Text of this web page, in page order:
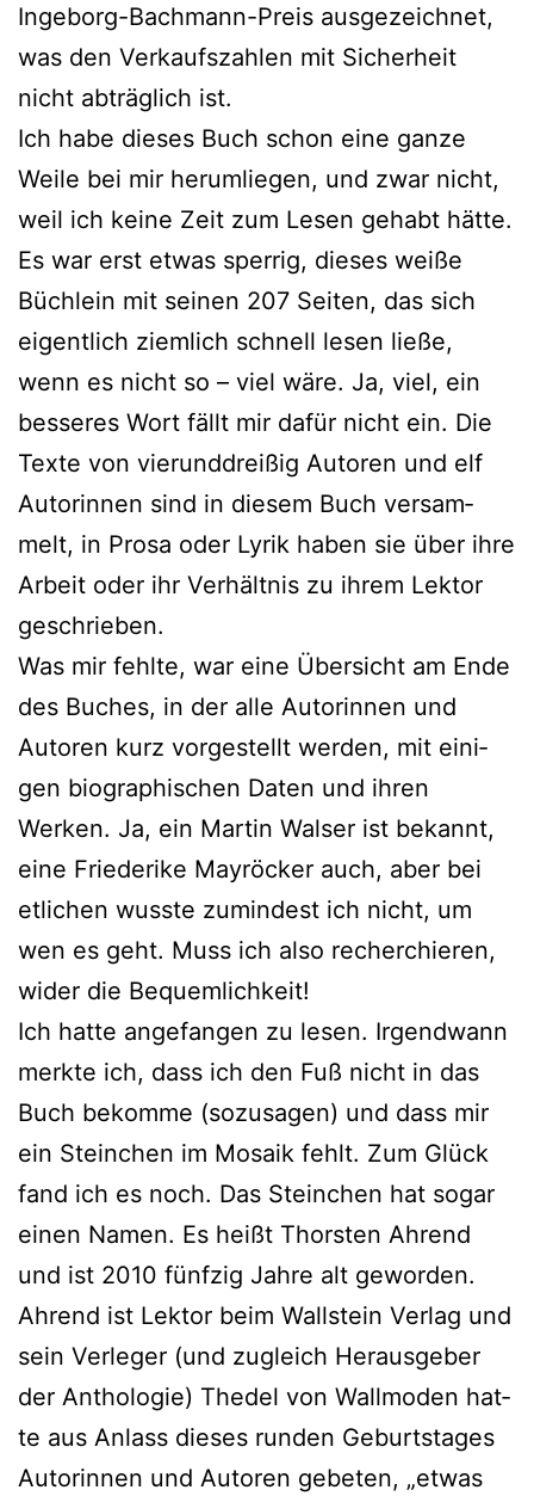
Ingeborg-Bachmann-Preis aus­ge­zeich­net,
was den Verkaufszahlen mit Sicherheit
nicht abträg­lich ist.
Ich habe die­ses Buch schon eine gan­ze
Weile bei mir her­um­lie­gen, und zwar nicht,
weil ich kei­ne Zeit zum Lesen gehabt hät­te.
Es war erst etwas sper­rig, die­ses wei­ße
Büchlein mit sei­nen 207 Seiten, das sich
eigent­lich ziem­lich schnell lesen lie­ße,
wenn es nicht so – viel wäre. Ja, viel, ein
bes­se­res Wort fällt mir dafür nicht ein. Die
Texte von vier­und­drei­ßig Autoren und elf
Autorinnen sind in die­sem Buch ver­sam­
melt, in Prosa oder Lyrik haben sie über ihre
Arbeit oder ihr Verhältnis zu ihrem Lektor
geschrieben.
Was mir fehl­te, war eine Übersicht am Ende
des Buches, in der alle Autorinnen und
Autoren kurz vor­ge­stellt wer­den, mit eini­
gen bio­gra­phi­schen Daten und ihren
Werken. Ja, ein Martin Walser ist bekannt,
eine Friederike Mayröcker auch, aber bei
etli­chen wuss­te zumin­dest ich nicht, um
wen es geht. Muss ich also recher­chie­ren,
wider die Bequemlichkeit!
Ich hat­te ange­fan­gen zu lesen. Irgendwann
merk­te ich, dass ich den Fuß nicht in das
Buch bekom­me (sozu­sa­gen) und dass mir
ein Steinchen im Mosaik fehlt. Zum Glück
fand ich es noch. Das Steinchen hat sogar
einen Namen. Es heißt Thorsten Ahrend
und ist 2010 fünf­zig Jahre alt gewor­den.
Ahrend ist Lektor beim Wallstein Verlag und
sein Verleger (und zugleich Herausgeber
der Anthologie) Thedel von Wallmoden hat­
te aus Anlass die­ses run­den Geburtstages
Autorinnen und Autoren gebe­ten, „etwas